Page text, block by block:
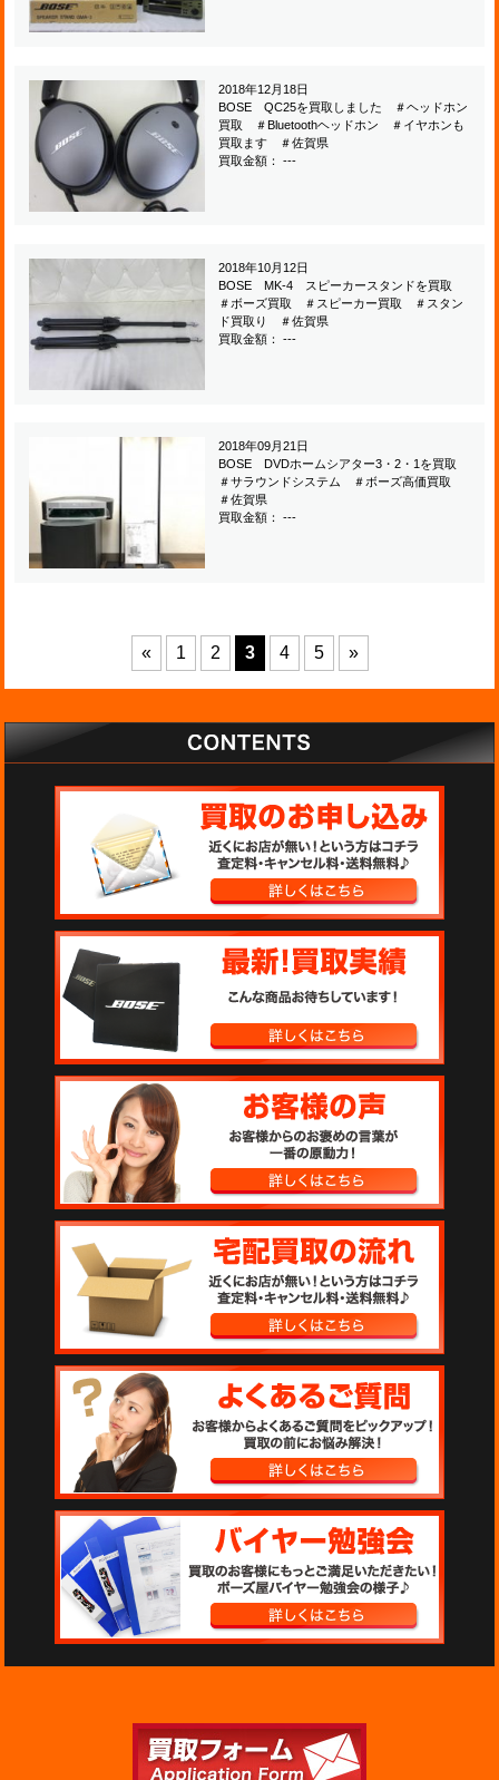
2018年12月18日
BOSE QC25を買取しました ＃ヘッドホン
買取 ＃Bluetoothヘッドホン ＃イヤホンも
買取ます ＃佐賀県
買取金額： ---
2018年10月12日
BOSE MK-4 スピーカースタンドを買取
＃ボーズ買取 ＃スピーカー買取 ＃スタン
ド買取り ＃佐賀県
買取金額： ---
2018年09月21日
BOSE DVDホームシアター3・2・1を買取
＃サラウンドシステム ＃ボーズ高価買取
＃佐賀県
買取金額： ---
« 1 2 3 4 5 »